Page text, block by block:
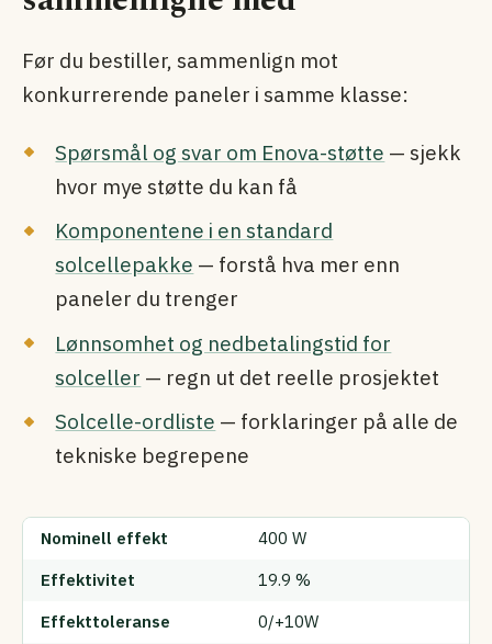
Før du bestiller, sammenlign mot
konkurrerende paneler i samme klasse:
Spørsmål og svar om Enova-støtte — sjekk
hvor mye støtte du kan få
Komponentene i en standard
solcellepakke — forstå hva mer enn
paneler du trenger
Lønnsomhet og nedbetalingstid for
solceller — regn ut det reelle prosjektet
Solcelle-ordliste — forklaringer på alle de
tekniske begrepene
Nominell effekt
400 W
Effektivitet
19.9 %
Effekttoleranse
0/+10W